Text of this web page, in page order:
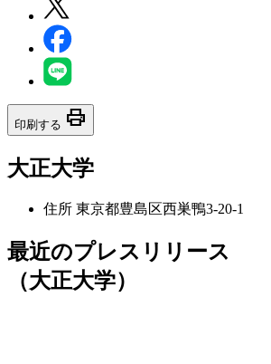
印刷する print
大正大学
住所 東京都豊島区西巣鴨3-20-1
最近のプレスリリース
（大正大学）